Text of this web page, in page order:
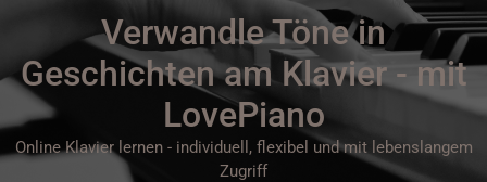
Verwandle Töne in
Geschichten am Klavier - mit
LovePiano
Online Klavier lernen - individuell, flexibel und mit lebenslangem
Zugriff